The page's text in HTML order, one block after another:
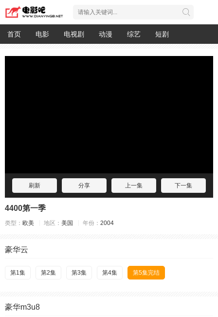
首页 电影 电视剧 动漫 综艺 短剧
刷新 分享 上一集 下一集
4400第一季
类型： 欧美 地区： 美国 年份： 2004
豪华云
第1集 第2集 第3集 第4集 第5集完结
豪华m3u8